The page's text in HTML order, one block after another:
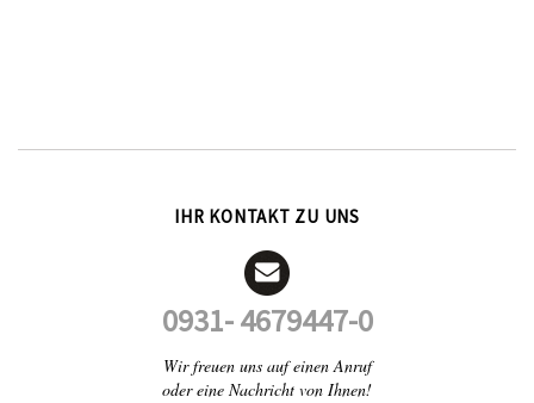
IHR KONTAKT ZU UNS
0931- 4679447-0
Wir freuen uns auf einen Anruf
oder eine Nachricht von Ihnen!